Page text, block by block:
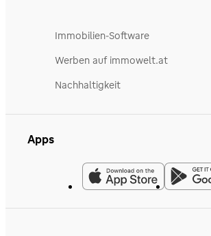
Immobilien-Software
Werben auf immowelt.at
Nachhaltigkeit
Apps